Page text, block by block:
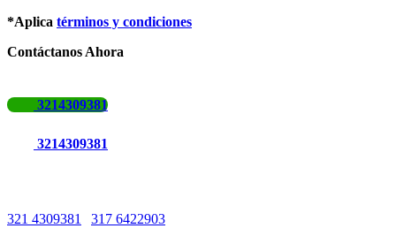
*Aplica términos y condiciones
Contáctanos Ahora
3214309381
3214309381
321 4309381 317 6422903